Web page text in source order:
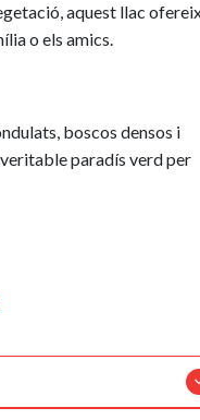
aquest llac
o els amics.
boscos densos i
paradís verd per